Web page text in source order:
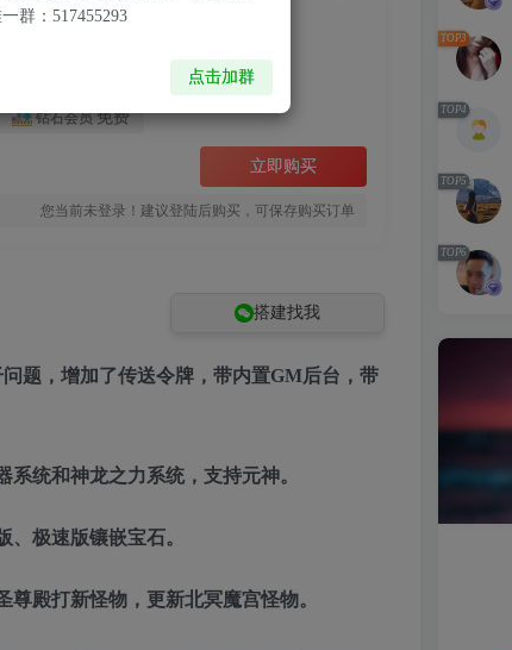
付费后查看
钻石会员 免费
立即购买
您当前未登录！建议登陆后购买，可保存购买订单
搭建找我
题，增加了传送令牌，带内置GM后台，带
统和神龙之力系统，支持元神。
极速版镶嵌宝石。
殿打新怪物，更新北冥魔宫怪物。
TOP3
TOP4
TOP5
TOP6
群：517455293
点击加群